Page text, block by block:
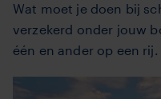
Wat moet je doen bij
verzekerd onder jouw
één en ander op een rij.